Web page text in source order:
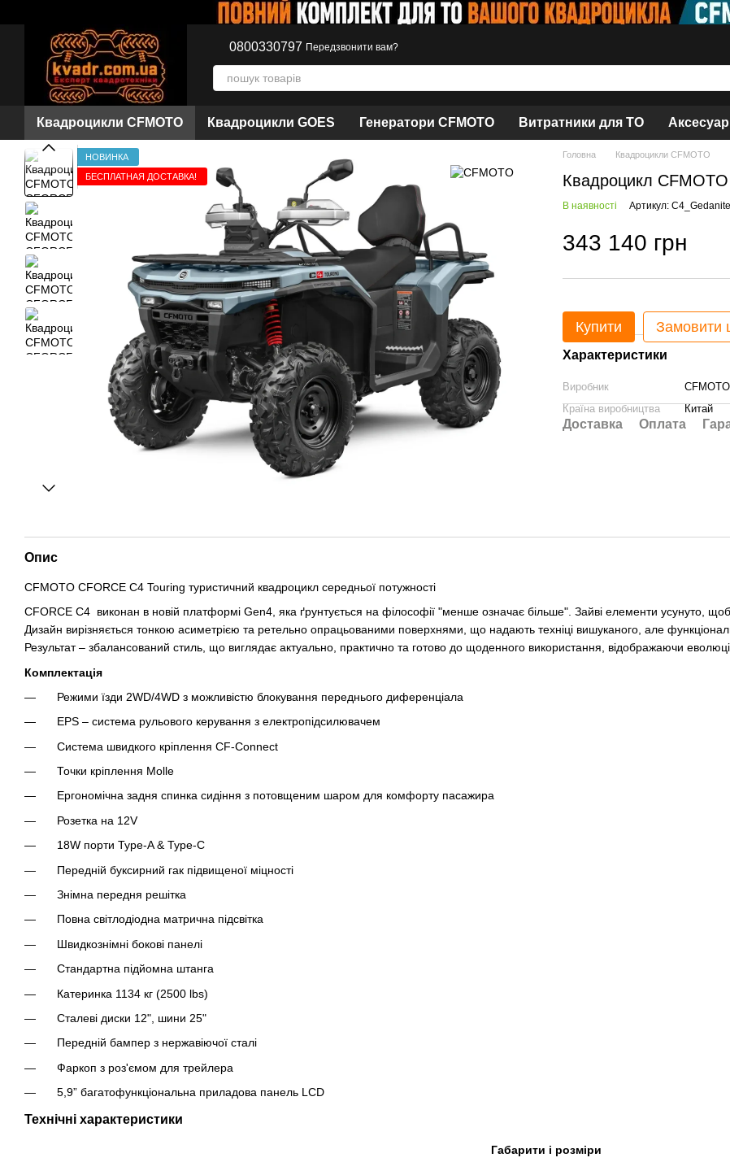
0800330797 Передзвонити вам?
Квадроцикли CFMOTO Квадроцикли GOES Генератори CFMOTO Витратники для ТО
НОВИНКА
БЕСПЛАТНАЯ ДОСТАВКА!
Головна Квадроцикли CFMOTO
Квадроцикл
В наявності Артикул:
343 140 грн
Купити Замовити
Характеристики
Виробник
CFMOTO
Країна виробництва
Китай
Доставка Оплата
Опис
CFMOTO CFORCE C4 Touring туристичний квадроцикл середньої потужності
CFORCE C4 виконан в новій платформі Gen4, яка ґрунтується на філософії "менше означає більше". Зайві елементи усунуто,
Дизайн вирізняється тонкою асиметрією та ретельно опрацьованими поверхнями, що надають техніці вишуканого, але
Результат – збалансований стиль, що виглядає актуально, практично та готово до щоденного використання, відображаючи
Комплектація
Режими їзди 2WD/4WD з можливістю блокування переднього диференціала
EPS – система рульового керування з електропідсилювачем
Система швидкого кріплення CF-Connect
Точки кріплення Molle
Ергономічна задня спинка сидіння з потовщеним шаром для комфорту пасажира
Розетка на 12V
18W порти Type-A & Type-C
Передній буксирний гак підвищеної міцності
Знімна передня решітка
Повна світлодіодна матрична підсвітка
Швидкознімні бокові панелі
Стандартна підйомна штанга
Катеринка 1134 кг (2500 lbs)
Сталеві диски 12", шини 25"
Передній бампер з нержавіючої сталі
Фаркоп з роз'ємом для трейлера
5,9” багатофункціональна приладова панель LCD
Технічні характеристики
Габарити і розміри